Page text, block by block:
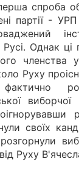
спроба
партії -
Однак ці
членства
Руху
своїх
Руху